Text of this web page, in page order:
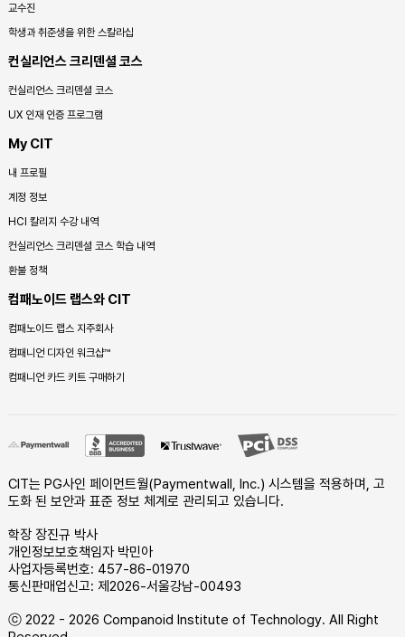
교수진
학생과 취준생을 위한 스칼라십
컨실리언스 크리덴셜 코스
컨실리언스 크리덴셜 코스
UX 인재 인증 프로그램
My CIT
내 프로필
계정 정보
HCI 칼리지 수강 내역
컨실리언스 크리덴셜 코스 학습 내역
환불 정책
컴패노이드 랩스와 CIT
컴패노이드 랩스 지주회사
컴패니언 디자인 워크샵™
컴패니언 카드 키트 구매하기
CIT는 PG사인 페이먼트월(Paymentwall, Inc.) 시스템을 적용하며, 고
도화 된 보안과 표준 정보 체계로 관리되고 있습니다.
학장 장진규 박사
개인정보보호책임자 박민아
사업자등록번호: 457-86-01970
통신판매업신고: 제2026-서울강남-00493
ⓒ 2022 - 2026 Companoid Institute of Technology. All Right